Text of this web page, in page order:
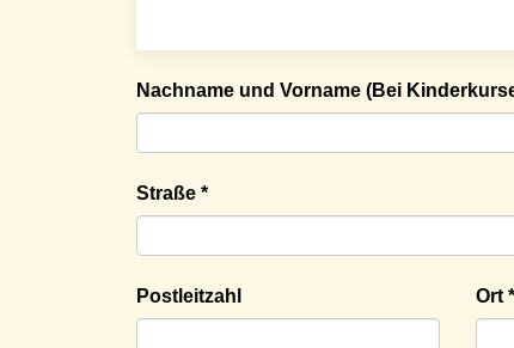
Nachname und Vorname (Bei
Straße *
Postleitzahl Ort *